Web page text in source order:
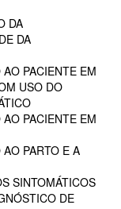
DA
DA
PACIENTE EM
USO DO
PACIENTE EM
PARTO E A
SINTOMÁTICOS
DE